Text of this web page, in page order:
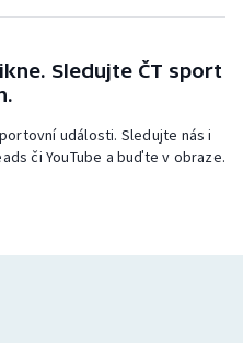
Sledujte ČT sport
události. Sledujte nás i
či YouTube a buďte v obraze.